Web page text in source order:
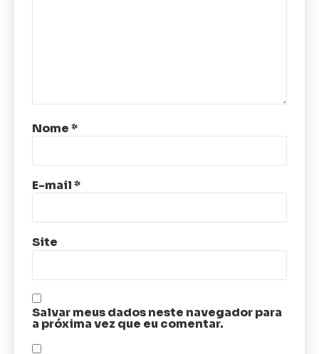
Nome*
E-mail*
Site
Salvar meus dados neste navegador para
a próxima vez que eu comentar.